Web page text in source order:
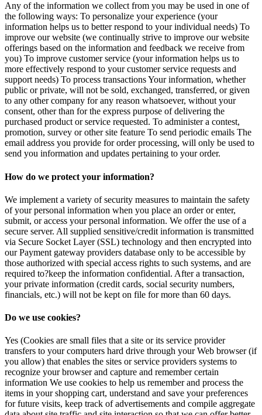
Any of the information we collect from you may be used in one of
the following ways: To personalize your experience (your
information helps us to better respond to your individual needs) To
improve our website (we continually strive to improve our website
offerings based on the information and feedback we receive from
you) To improve customer service (your information helps us to
more effectively respond to your customer service requests and
support needs) To process transactions Your information, whether
public or private, will not be sold, exchanged, transferred, or given
to any other company for any reason whatsoever, without your
consent, other than for the express purpose of delivering the
purchased product or service requested. To administer a contest,
promotion, survey or other site feature To send periodic emails The
email address you provide for order processing, will only be used to
send you information and updates pertaining to your order.
How do we protect your information?
We implement a variety of security measures to maintain the safety
of your personal information when you place an order or enter,
submit, or access your personal information. We offer the use of a
secure server. All supplied sensitive/credit information is transmitted
via Secure Socket Layer (SSL) technology and then encrypted into
our Payment gateway providers database only to be accessible by
those authorized with special access rights to such systems, and are
required to?keep the information confidential. After a transaction,
your private information (credit cards, social security numbers,
financials, etc.) will not be kept on file for more than 60 days.
Do we use cookies?
Yes (Cookies are small files that a site or its service provider
transfers to your computers hard drive through your Web browser (if
you allow) that enables the sites or service providers systems to
recognize your browser and capture and remember certain
information We use cookies to help us remember and process the
items in your shopping cart, understand and save your preferences
for future visits, keep track of advertisements and compile aggregate